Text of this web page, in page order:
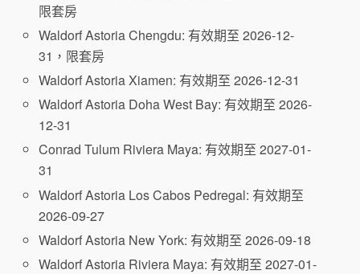
限套房
Waldorf Astoria Chengdu: 有效期至 2026-12-
31，限套房
Waldorf Astoria Xiamen: 有效期至 2026-12-31
Waldorf Astoria Doha West Bay: 有效期至 2026-
12-31
Conrad Tulum Riviera Maya: 有效期至 2027-01-
31
Waldorf Astoria Los Cabos Pedregal: 有效期至
2026-09-27
Waldorf Astoria New York: 有效期至 2026-09-18
Waldorf Astoria Riviera Maya: 有效期至 2027-01-